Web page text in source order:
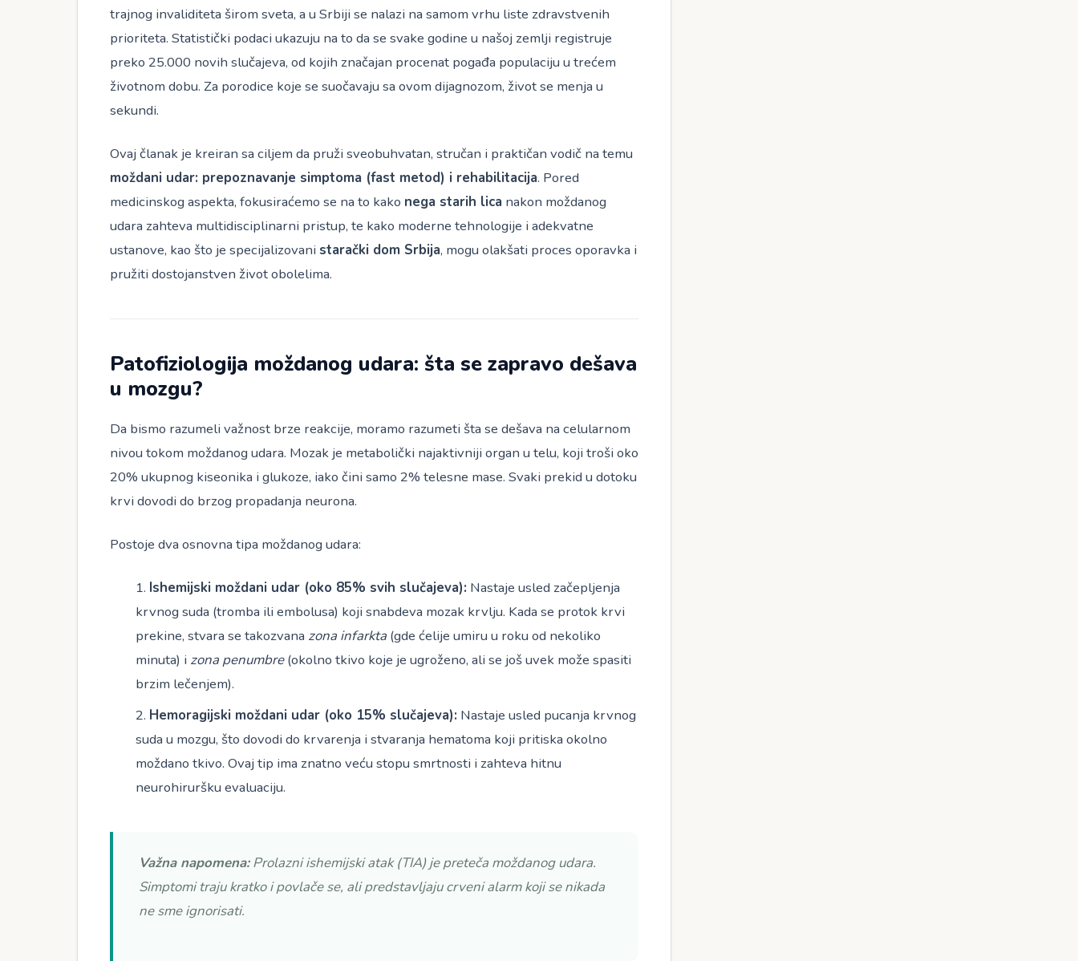
trajnog invaliditeta širom sveta, a u Srbiji se nalazi na samom vrhu liste zdravstvenih
prioriteta. Statistički podaci ukazuju na to da se svake godine u našoj zemlji registruje
preko 25.000 novih slučajeva, od kojih značajan procenat pogađa populaciju u trećem
životnom dobu. Za porodice koje se suočavaju sa ovom dijagnozom, život se menja u
sekundi.
Ovaj članak je kreiran sa ciljem da pruži sveobuhvatan, stručan i praktičan vodič na temu
moždani udar: prepoznavanje simptoma (fast metod) i rehabilitacija. Pored
medicinskog aspekta, fokusiraćemo se na to kako nega starih lica nakon moždanog
udara zahteva multidisciplinarni pristup, te kako moderne tehnologije i adekvatne
ustanove, kao što je specijalizovani starački dom Srbija, mogu olakšati proces oporavka i
pružiti dostojanstven život obolelima.
Patofiziologija moždanog udara: šta se zapravo dešava
u mozgu?
Da bismo razumeli važnost brze reakcije, moramo razumeti šta se dešava na celularnom
nivou tokom moždanog udara. Mozak je metabolički najaktivniji organ u telu, koji troši oko
20% ukupnog kiseonika i glukoze, iako čini samo 2% telesne mase. Svaki prekid u dotoku
krvi dovodi do brzog propadanja neurona.
Postoje dva osnovna tipa moždanog udara:
Ishemijski moždani udar (oko 85% svih slučajeva): Nastaje usled začepljenja
krvnog suda (tromba ili embolusa) koji snabdeva mozak krvlju. Kada se protok krvi
prekine, stvara se takozvana zona infarkta(gde ćelije umiru u roku od nekoliko
minuta) i zona penumbre(okolno tkivo koje je ugroženo, ali se još uvek može spasiti
brzim lečenjem).
Hemoragijski moždani udar (oko 15% slučajeva): Nastaje usled pucanja krvnog
suda u mozgu, što dovodi do krvarenja i stvaranja hematoma koji pritiska okolno
moždano tkivo. Ovaj tip ima znatno veću stopu smrtnosti i zahteva hitnu
neurohiruršku evaluaciju.
Važna napomena:Prolazni ishemijski atak (TIA) je preteča moždanog udara.
Simptomi traju kratko i povlače se, ali predstavljaju crveni alarm koji se nikada
ne sme ignorisati.